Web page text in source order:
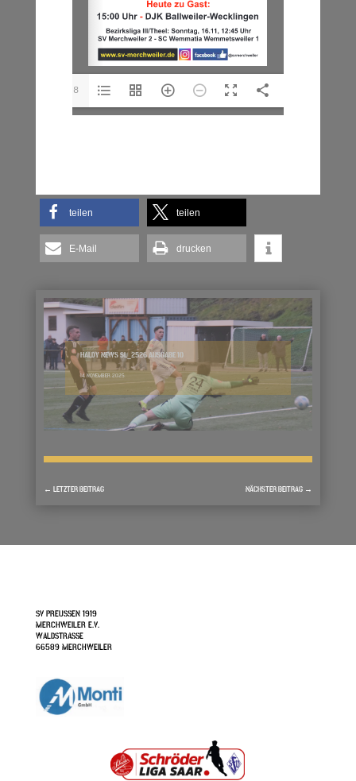
1/28
teilen teilen
E-Mail drucken
HALDY NEWS SL_2526 AUSGABE 10
14. NOVEMBER 2025
← LETZTER BEITRAG NÄCHSTER BEITRAG →
SV PREUSSEN 1919
MERCHWEILER E.V.
WALDSTRASSE
66589 MERCHWEILER